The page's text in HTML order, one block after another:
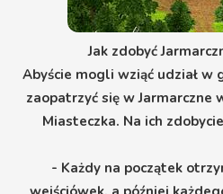
Jak zdobyć
Abyście mogli wziąć udział w
zaopatrzyć się w Jarmarczne
Miasteczka. Na ich
- Każdy na początek